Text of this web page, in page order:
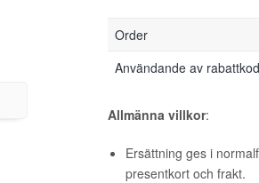
Order
Användande av rabattkod
Allmänna villkor:
Ersättning ges i
presentkort och frakt.